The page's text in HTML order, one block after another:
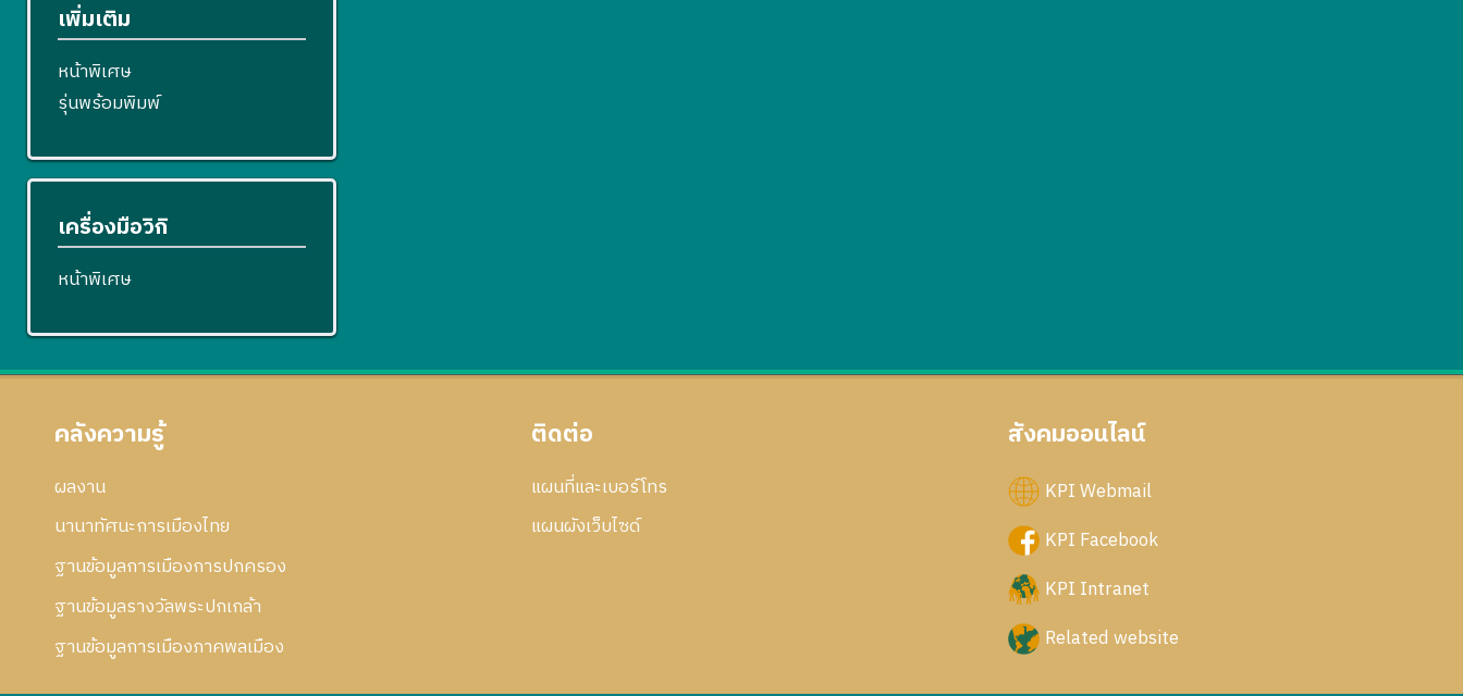
เพิ่มเติม
หน้าพิเศษ
รุ่นพร้อมพิมพ์
เครื่องมือวิกิ
หน้าพิเศษ
คลังความรู้
ผลงาน
นานาทัศนะการเมืองไทย
ฐานข้อมูลการเมืองการปกครอง
ฐานข้อมูลรางวัลพระปกเกล้า
ฐานข้อมูลการเมืองภาคพลเมือง
ติดต่อ
แผนที่และเบอร์โทร
แผนผังเว็บไซด์
สังคมออนไลน์
KPI Webmail
KPI Facebook
KPI Intranet
Related website